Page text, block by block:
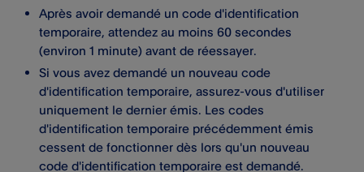
Après avoir demandé un code d'identification
temporaire, attendez au moins 60 secondes
(environ 1 minute) avant de réessayer.
Si vous avez demandé un nouveau code
d'identification temporaire, assurez-vous d'utiliser
uniquement le dernier émis. Les codes
d'identification temporaire précédemment émis
cessent de fonctionner dès lors qu'un nouveau
code d'identification temporaire est demandé.